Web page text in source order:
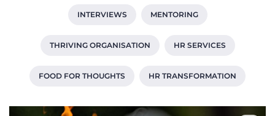
INTERVIEWS MENTORING
THRIVING ORGANISATION HR SERVICES
FOOD FOR THOUGHTS HR TRANSFORMATION